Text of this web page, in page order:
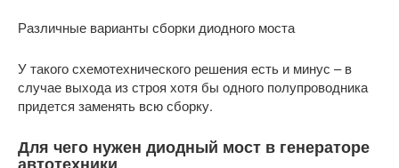
Различные варианты сборки диодного моста
У такого схемотехнического решения есть и минус – в
случае выхода из строя хотя бы одного полупроводника
придется заменять всю сборку.
Для чего нужен диодный мост в генераторе
автотехники